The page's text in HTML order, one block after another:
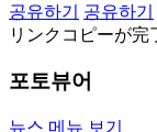
공유하기
공유하기
リンクコピーが完
포토뷰어
뉴스 메뉴 보기